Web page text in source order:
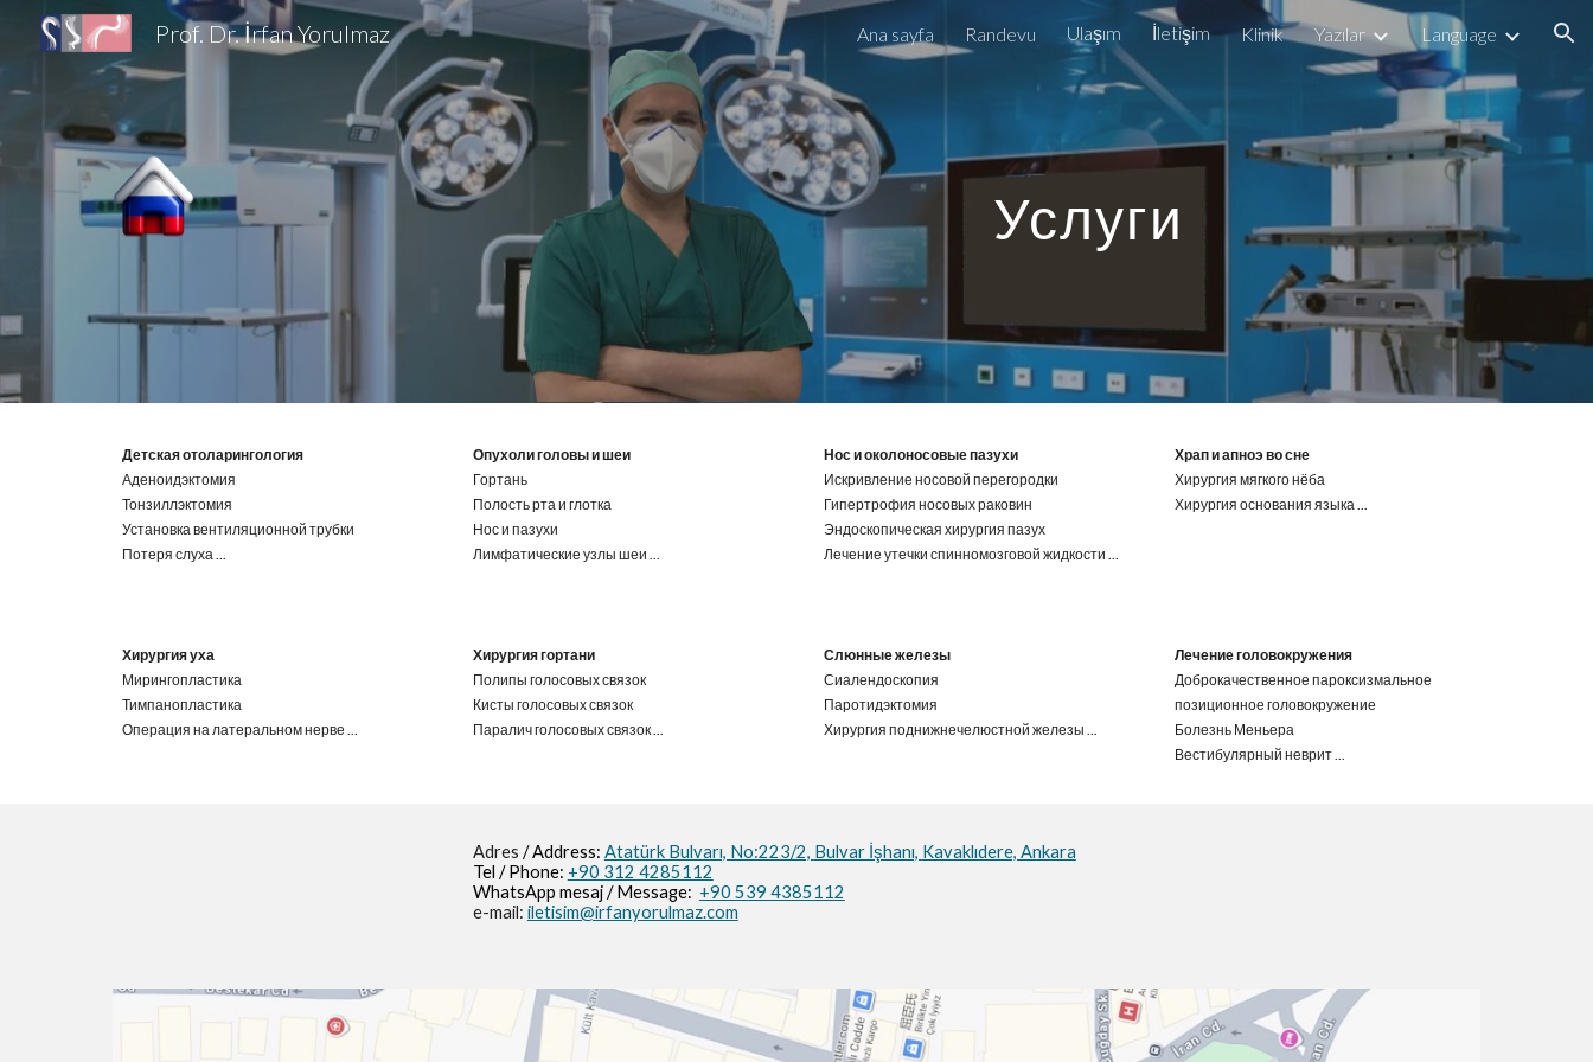
Skip to main content Skip to navigation
Prof. Dr. İrfan Yorulmaz Ana sayfa Randevu Ulaşım İletişim Klinik Yazılar Language
Услуги
Детская отоларингология
Аденоидэктомия
Тонзиллэктомия
Установка вентиляционной трубки
Потеря слуха...
Опухоли головы и шеи
Гортань
Полость рта и глотка
Нос и пазухи
Лимфатические узлы шеи ...
Нос и околоносовые пазухи
Искривление носовой перегородки
Гипертрофия носовых раковин
Эндоскопическая хирургия пазух
Лечение утечки спинномозговой жидкости ...
Храп и апноэ во сне
Хирургия мягкого нёба
Хирургия основания языка...
Хирургия уха
Мирингопластика
Тимпанопластика
Операция на латеральном нерве ...
Хирургия гортани
Полипы голосовых связок
Кисты голосовых связок
Паралич голосовых связок...
Слюнные железы
Сиалендоскопия
Паротидэктомия
Хирургия поднижнечелюстной железы ...
Лечение головокружения
Доброкачественное пароксизмальное
позиционное головокружение
Болезнь Меньера
Вестибулярный неврит...
Adres / Address: Atatürk Bulvarı, No:223/2, Bulvar İşhanı, Kavaklıdere, Ankara
Tel / Phone: +90 312 4285112
WhatsApp mesaj / Message: +90 539 4385112
e-mail: iletisim@irfanyorulmaz.com